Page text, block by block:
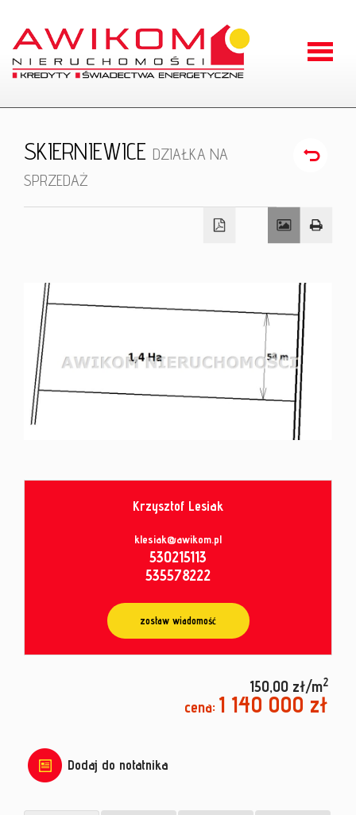
SKIERNIEWICE DZIAŁKA NA
SPRZEDAŻ
Krzysztof Lesiak
klesiak@awikom.pl
530215113
535578222
zostaw wiadomość
150,00 zł/m2
cena: 1 140 000 zł
Dodaj do notatnika